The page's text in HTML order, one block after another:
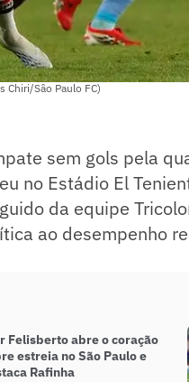
Sâo Paulo FC)
sem gols pela
no Estádio El
da equipe
ao desempenho
Felisberto abre o coração
estreia no São Paulo e
Rafinha